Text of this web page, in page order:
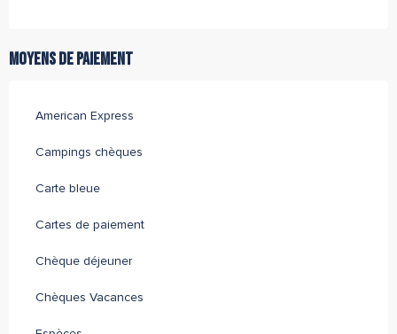
Moyens de paiement
American Express
Campings chèques
Carte bleue
Cartes de paiement
Chèque déjeuner
Chèques Vacances